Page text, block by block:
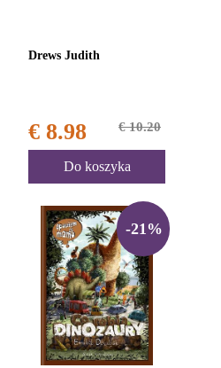
Drews Judith
€ 8.98 € 10.20
Do koszyka
-21%